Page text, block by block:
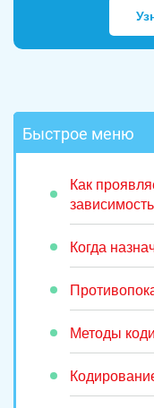
Быстрое меню
Как
зависимость
Когда
Методы